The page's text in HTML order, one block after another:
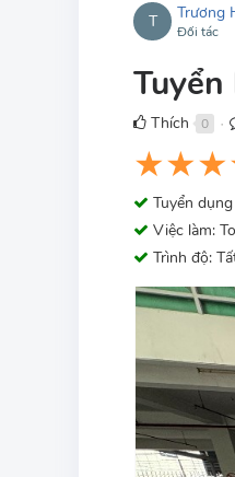
T Trương
Đối tác
Thích 0 ●
★★★
Tuyển
Việc làm:
Trình độ: